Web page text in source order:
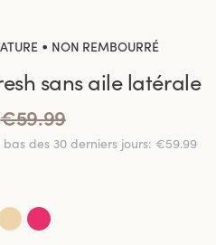
• NON REMBOURRÉ
sans aile latérale
€59.99
bas des 30 derniers jours: €59.99